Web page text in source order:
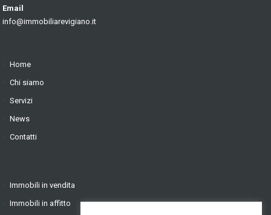
Email
info@immobiliarevigiano.it
Home
Chi siamo
Servizi
News
Contatti
Immobili in vendita
Immobili in affitto